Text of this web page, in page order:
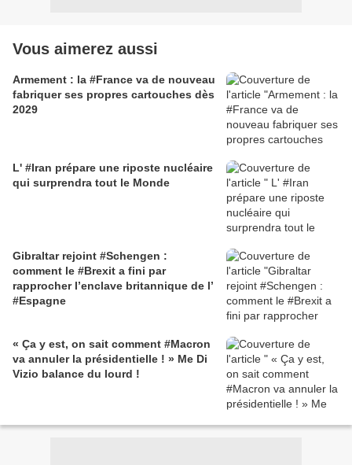
Vous aimerez aussi
Armement : la #France va de nouveau
fabriquer ses propres cartouches dès
2029
L' #Iran prépare une riposte nucléaire
qui surprendra tout le Monde
Gibraltar rejoint #Schengen :
comment le #Brexit a fini par
rapprocher l’enclave britannique de l’
#Espagne
« Ça y est, on sait comment #Macron
va annuler la présidentielle ! » Me Di
Vizio balance du lourd !